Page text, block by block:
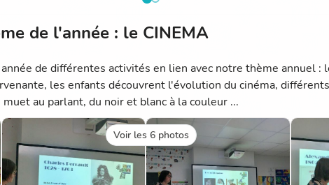
de l'année : le CINEMA
de différentes activités en lien avec notre thème annuel :
les enfants découvrent l'évolution du cinéma,
au parlant, du noir et blanc à la couleur ...
Voir les 6 photos